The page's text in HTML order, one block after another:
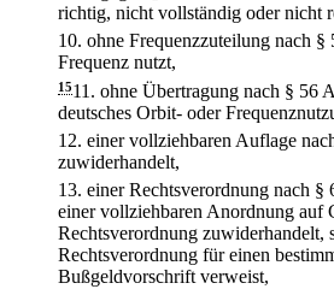
richtig, nicht vollständig oder nicht
10. ohne Frequenzzuteilung nach §
Frequenz nutzt,
1511. ohne Übertragung nach § 56
deutsches Orbit- oder
12. einer vollziehbaren Auflage
zuwiderhandelt,
13. einer Rechtsverordnung nach §
einer vollziehbaren Anordnung auf
Rechtsverordnung zuwiderhandelt,
Rechtsverordnung für einen
Bußgeldvorschrift verweist,